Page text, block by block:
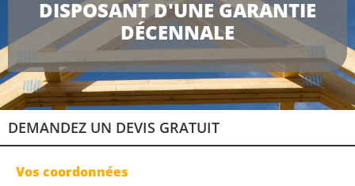
DISPOSANT D'UNE GARANTIE
DÉCENNALE
DEMANDEZ UN DEVIS GRATUIT
Vos coordonnées